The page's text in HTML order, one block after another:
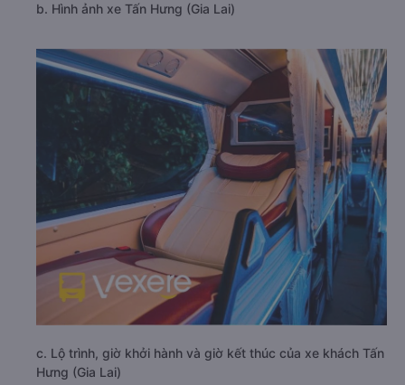
b. Hình ảnh xe Tấn Hưng (Gia Lai)
c. Lộ trình, giờ khởi hành và giờ kết thúc của xe khách Tấn
Hưng (Gia Lai)